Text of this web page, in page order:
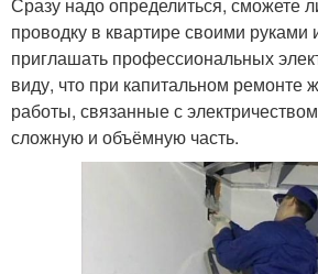
проводку в квартире своими руками
приглашать профессиональных
виду, что при капитальном ремонте
работы, связанные с
сложную и объёмную часть.